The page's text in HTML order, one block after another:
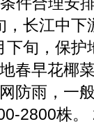
长江中
旬，保护
春早花椰
防雨，一
2800株